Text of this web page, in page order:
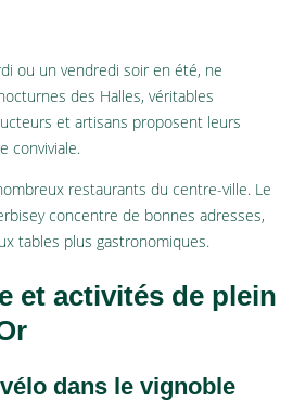
ou un vendredi soir en été, ne
des Halles, véritables
et artisans proposent leurs
conviviale.
restaurants du centre-ville. Le
concentre de bonnes adresses,
tables plus gastronomiques.
et activités de plein
dans le vignoble